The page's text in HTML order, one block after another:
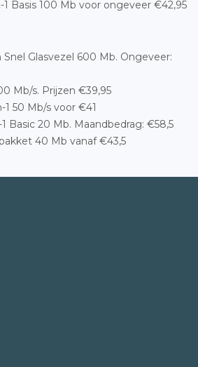
1 Basis 100 Mb voor ongeveer €42,95
Snel Glasvezel 600 Mb. Ongeveer:
Mb/s. Prijzen €39,95
1 50 Mb/s voor €41
Basic 20 Mb. Maandbedrag: €58,5
40 Mb vanaf €43,5